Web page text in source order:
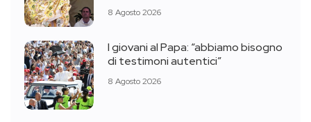
8 Agosto 2026
I giovani al Papa: “abbiamo bisogno
di testimoni autentici”
8 Agosto 2026